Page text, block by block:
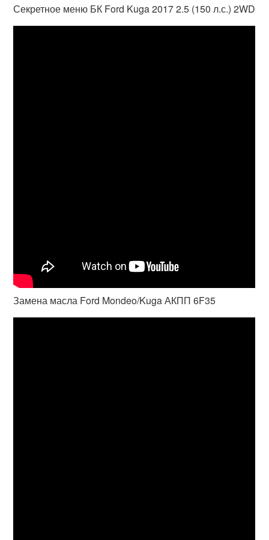
Секретное меню БК Ford Kuga 2017 2.5 (150 л.с.) 2WD
Замена масла Ford Mondeo/Kuga АКПП 6F35